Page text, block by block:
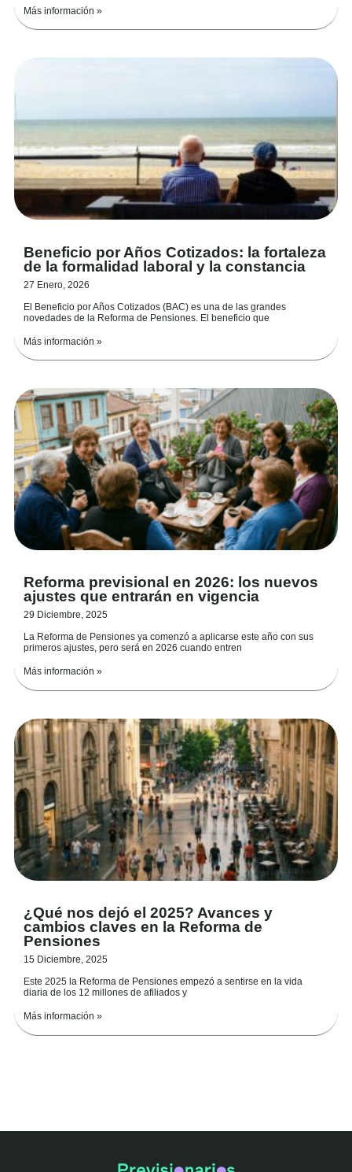
Más información »
Beneficio por Años Cotizados: la fortaleza
de la formalidad laboral y la constancia
27 Enero, 2026
El Beneficio por Años Cotizados (BAC) es una de las grandes
novedades de la Reforma de Pensiones. El beneficio que
Más información »
Reforma previsional en 2026: los nuevos
ajustes que entrarán en vigencia
29 Diciembre, 2025
La Reforma de Pensiones ya comenzó a aplicarse este año con sus
primeros ajustes, pero será en 2026 cuando entren
Más información »
¿Qué nos dejó el 2025? Avances y
cambios claves en la Reforma de
Pensiones
15 Diciembre, 2025
Este 2025 la Reforma de Pensiones empezó a sentirse en la vida
diaria de los 12 millones de afiliados y
Más información »